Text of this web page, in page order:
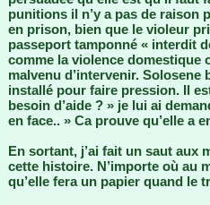
punitions il n’y a pas de raison
en prison, bien que le violeur
passeport tamponné « interdit
comme la violence domestique
malvenu d’intervenir. Solosene
installé pour faire pression. Il
besoin d’aide ? » je lui ai
en face.. » Ca prouve qu’elle a
En sortant, j’ai fait un saut aux
cette histoire. N’importe où au
qu’elle fera un papier quand le